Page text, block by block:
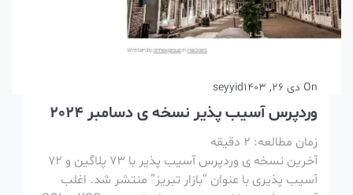
دی 26, 1403 seyyid
وردپرس آسیب پذیر نسخه ی دسامبر 2024
زمان مطالعه:2دقیقه
آخرین نسخه ی وردپرس آسیب پذیر با 73 پلاگین و 72
آسیب پذیری با عنوان “بازار تبریز” منتشر شد. اغلب